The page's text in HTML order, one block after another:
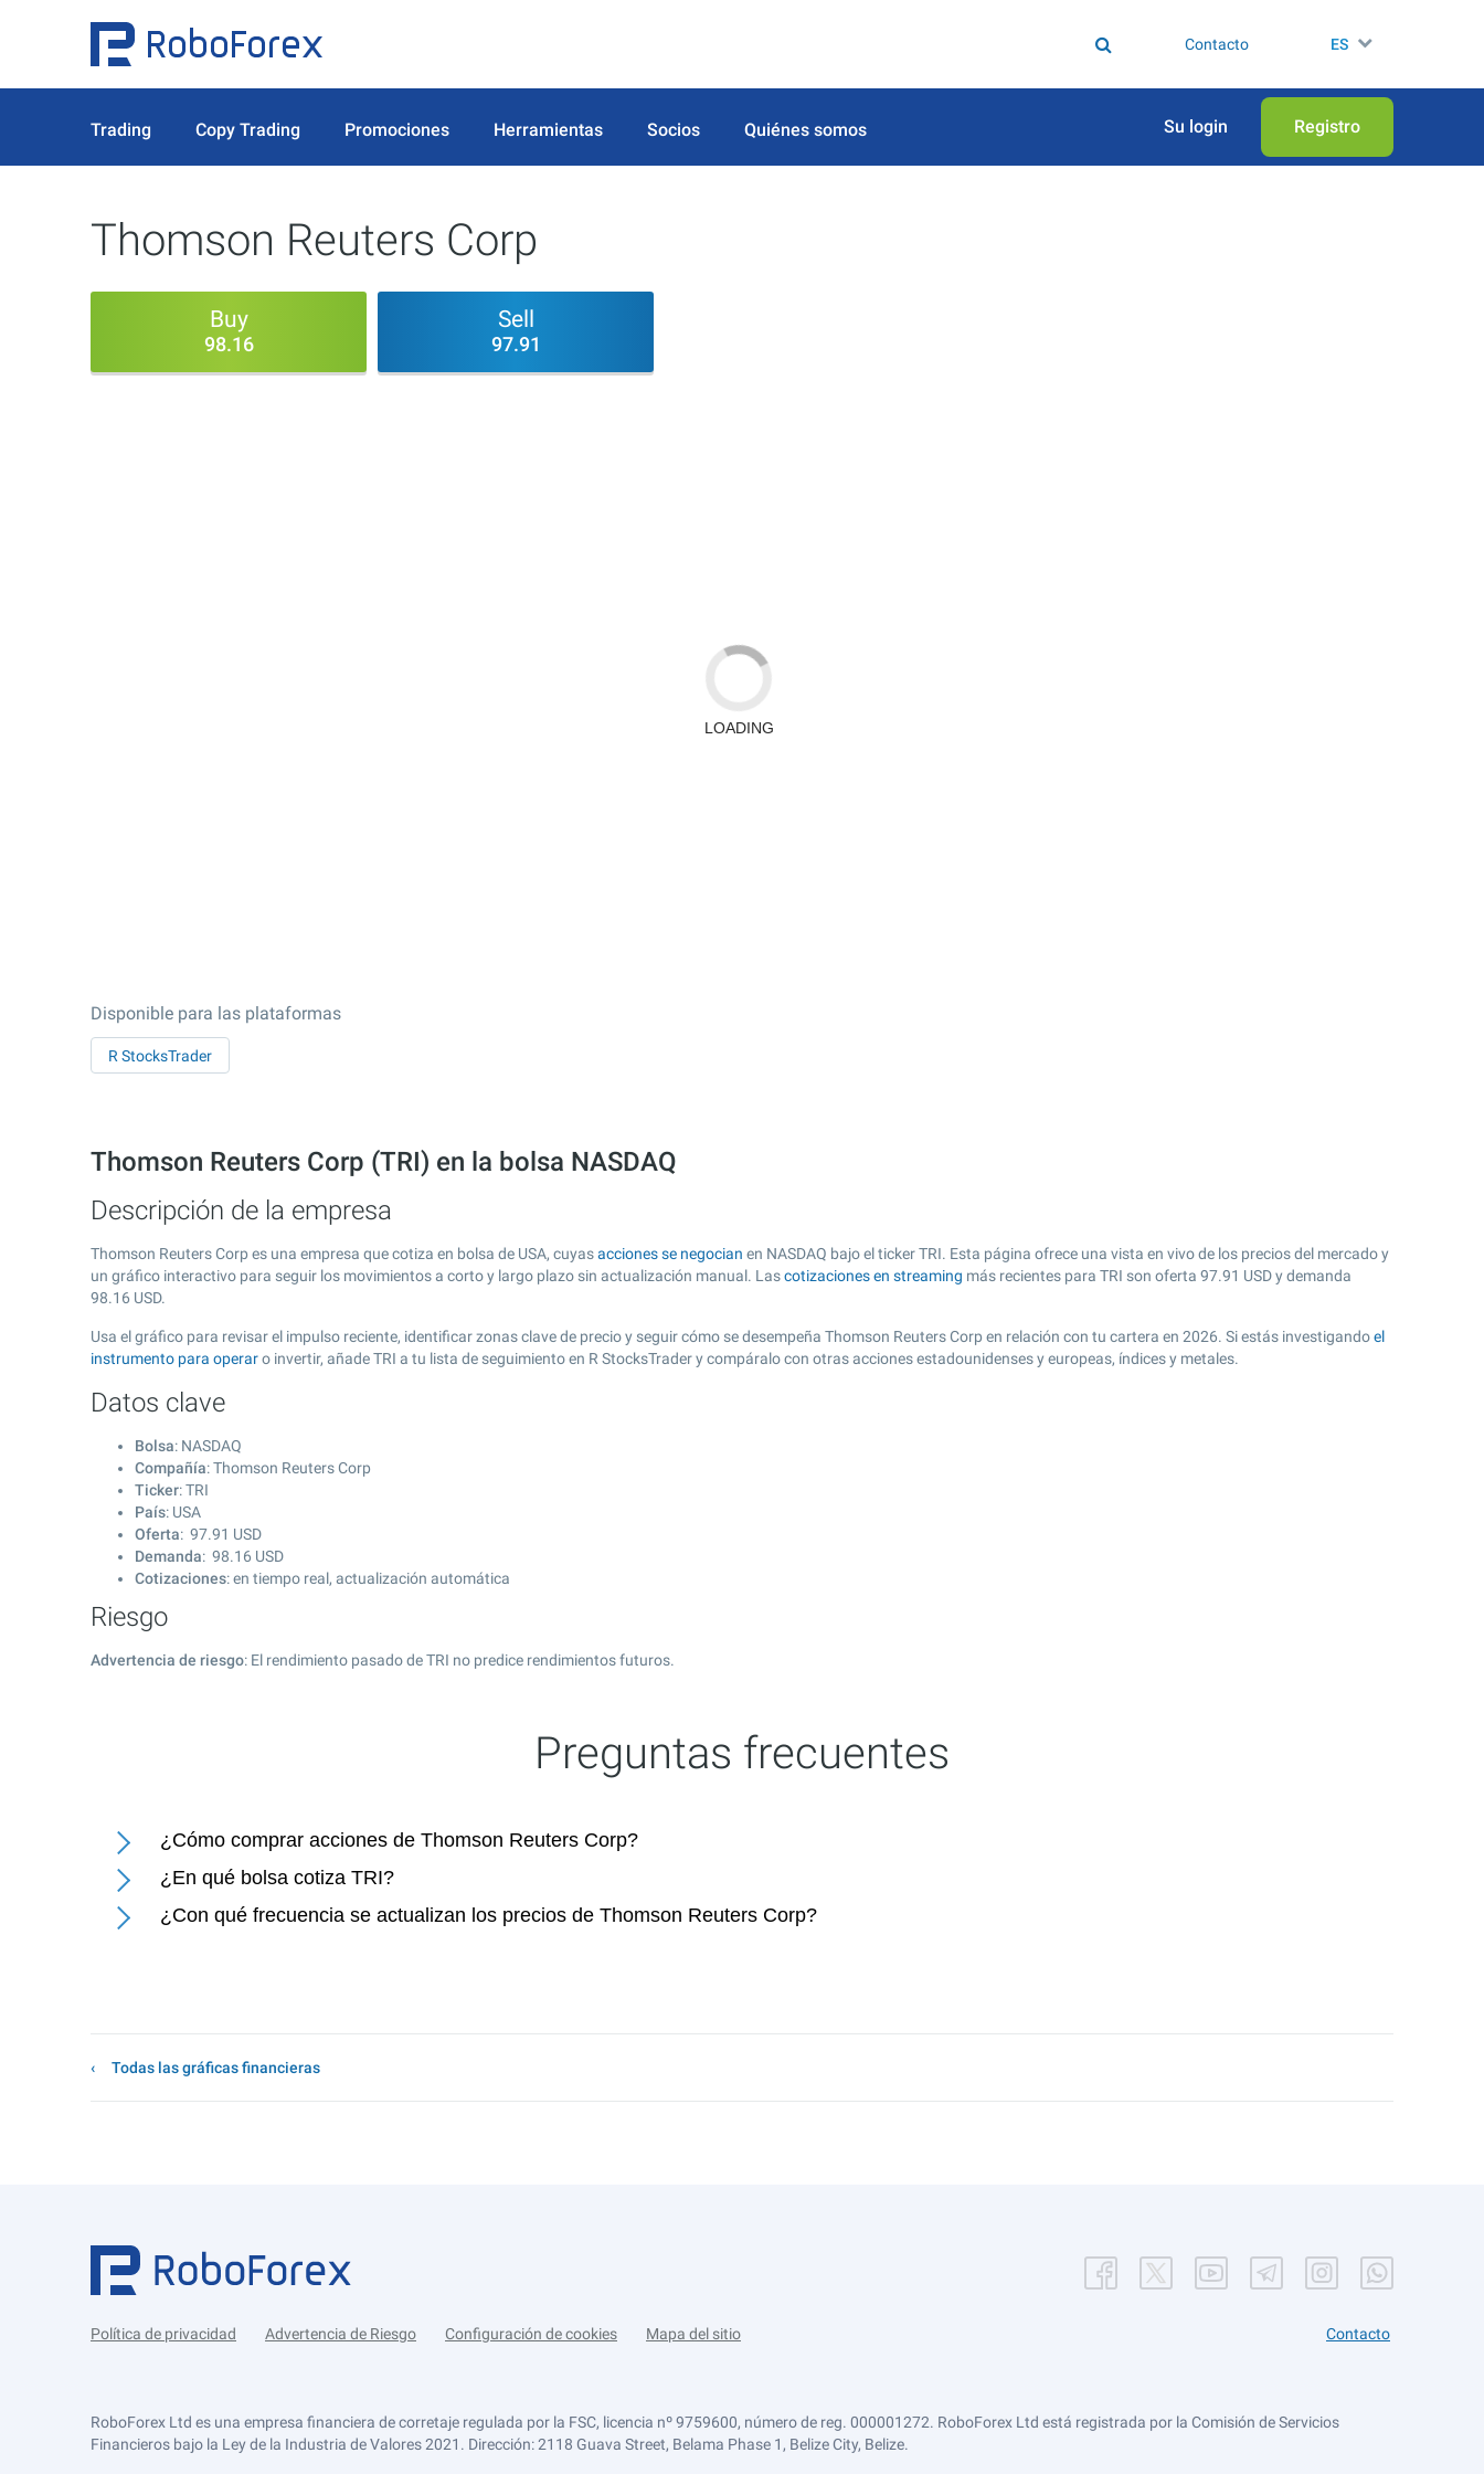
Contacto ES
Trading Copy Trading Promociones Herramientas Socios Quiénes somos Su login Registro
Thomson Reuters Corp
Buy
98.16
Sell
97.91
Disponible para las plataformas
R StocksTrader
Thomson Reuters Corp (TRI) en la bolsa NASDAQ
Descripción de la empresa
Thomson Reuters Corp es una empresa que cotiza en bolsa de USA, cuyasacciones se negocian en NASDAQ bajo el ticker TRI. Esta página ofrece una vista en vivo de los precios del mercado y
un gráfico interactivo para seguir los movimientos a corto y largo plazo sin actualización manual. Lascotizaciones en streaming más recientes para TRI son oferta 97.91 USD y demanda
98.16 USD.
Usa el gráfico para revisar el impulso reciente, identificar zonas clave de precio y seguir cómo se desempeña Thomson Reuters Corp en relación con tu cartera en 2026. Si estás investigandoel
instrumento para operaro invertir, añade TRI a tu lista de seguimiento en R StocksTrader y compáralo con otras acciones estadounidenses y europeas, índices y metales.
Datos clave
Bolsa: NASDAQ
Compañía: Thomson Reuters Corp
Ticker: TRI
País: USA
Oferta: 97.91 USD
Demanda: 98.16 USD
Cotizaciones: en tiempo real, actualización automática
Riesgo
Advertencia de riesgo: El rendimiento pasado de TRI no predice rendimientos futuros.
Preguntas frecuentes
¿Cómo comprar acciones de Thomson Reuters Corp?
¿En qué bolsa cotiza TRI?
¿Con qué frecuencia se actualizan los precios de Thomson Reuters Corp?
Todas las gráficas financieras
Política de privacidad Advertencia de Riesgo Configuración de cookies Mapa del sitio Contacto
RoboForex Ltd es una empresa financiera de corretaje regulada por la FSC, licencia nº 9759600, número de reg. 000001272. RoboForex Ltd está registrada por la Comisión de Servicios
Financieros bajo la Ley de la Industria de Valores 2021. Dirección: 2118 Guava Street, Belama Phase 1, Belize City, Belize.